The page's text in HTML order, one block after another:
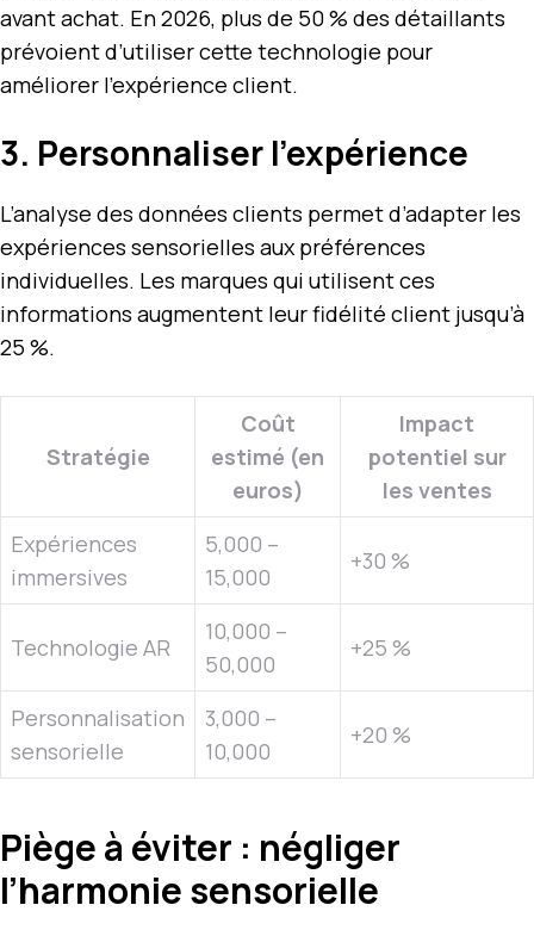
avant achat. En 2026, plus de 50 % des détaillants
prévoient d’utiliser cette technologie pour
améliorer l’expérience client.
3. Personnaliser l’expérience
L’analyse des données clients permet d’adapter les
expériences sensorielles aux préférences
individuelles. Les marques qui utilisent ces
informations augmentent leur fidélité client jusqu’à
25 %.
Stratégie
Coût
estimé (en
euros)
Impact
potentiel sur
les ventes
Expériences
immersives
5,000 –
15,000
+30 %
Technologie AR
10,000 –
50,000
+25 %
Personnalisation
sensorielle
3,000 –
10,000
+20 %
Piège à éviter : négliger
l’harmonie sensorielle